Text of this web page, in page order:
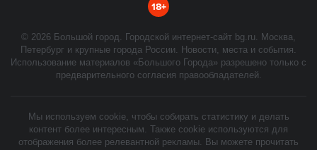
18+
© 2026 Большой город. Городской интернет-сайт bg.ru. Москва,
Петербург и крупные города России. Новости, места и события.
Использование материалов «Большого Города» разрешено только с
предварительного согласия правообладателей.
Мы используем cookie, чтобы собирать статистику и делать
контент более интересным. Также cookie используются для
отображения более релевантной рекламы. Вы можете прочитать